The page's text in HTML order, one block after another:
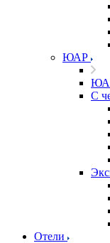
ЮАР
С
Отели